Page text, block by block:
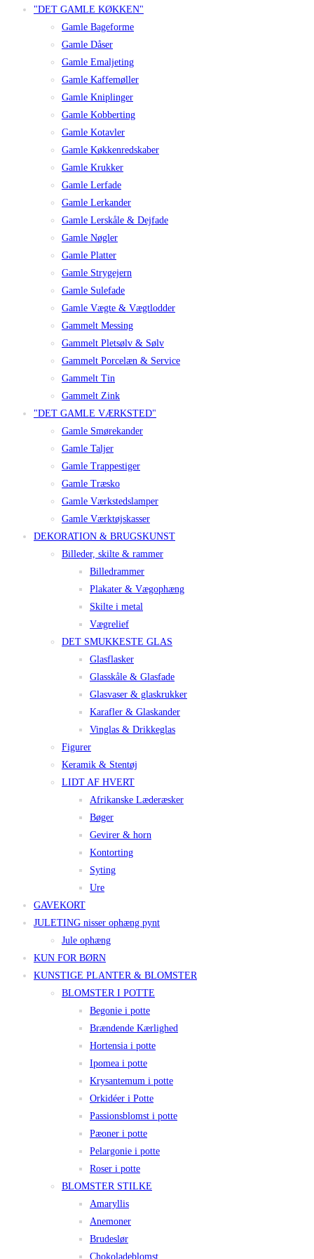
"DET GAMLE KØKKEN"
Gamle Bageforme
Gamle Dåser
Gamle Emaljeting
Gamle Kaffemøller
Gamle Kniplinger
Gamle Kobberting
Gamle Kotavler
Gamle Køkkenredskaber
Gamle Krukker
Gamle Lerfade
Gamle Lerkander
Gamle Lerskåle & Dejfade
Gamle Nøgler
Gamle Platter
Gamle Strygejern
Gamle Sulefade
Gamle Vægte & Vægtlodder
Gammelt Messing
Gammelt Pletsølv & Sølv
Gammelt Porcelæn & Service
Gammelt Tin
Gammelt Zink
"DET GAMLE VÆRKSTED"
Gamle Smørekander
Gamle Taljer
Gamle Trappestiger
Gamle Træsko
Gamle Værkstedslamper
Gamle Værktøjskasser
DEKORATION & BRUGSKUNST
Billeder, skilte & rammer
Billedrammer
Plakater & Vægophæng
Skilte i metal
Vægrelief
DET SMUKKESTE GLAS
Glasflasker
Glasskåle & Glasfade
Glasvaser & glaskrukker
Karafler & Glaskander
Vinglas & Drikkeglas
Figurer
Keramik & Stentøj
LIDT AF HVERT
Afrikanske Læderæsker
Bøger
Gevirer & horn
Kontorting
Syting
Ure
GAVEKORT
JULETING nisser ophæng pynt
Jule ophæng
KUN FOR BØRN
KUNSTIGE PLANTER & BLOMSTER
BLOMSTER I POTTE
Begonie i potte
Brændende Kærlighed
Hortensia i potte
Ipomea i potte
Krysantemum i potte
Orkidéer i Potte
Passionsblomst i potte
Pæoner i potte
Pelargonie i potte
Roser i potte
BLOMSTER STILKE
Amaryllis
Anemoner
Brudeslør
Chokoladeblomst